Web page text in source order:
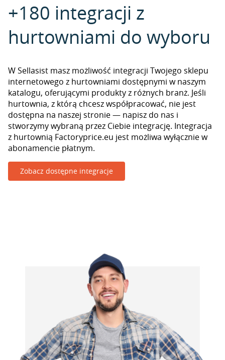
+180 integracji z
hurtowniami do wyboru
W Sellasist masz możliwość integracji Twojego sklepu
internetowego z hurtowniami dostępnymi w naszym
katalogu, oferującymi produkty z różnych branż. Jeśli
hurtownia, z którą chcesz współpracować, nie jest
dostępna na naszej stronie — napisz do nas i
stworzymy wybraną przez Ciebie integrację. Integracja
z hurtownią Factoryprice.eu jest możliwa wyłącznie w
abonamencie płatnym.
Zobacz dostępne integracje